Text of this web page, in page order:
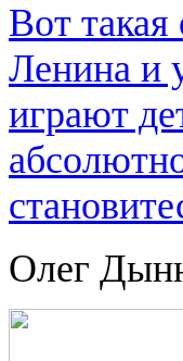
Вот такая
Ленина и
играют
Олег